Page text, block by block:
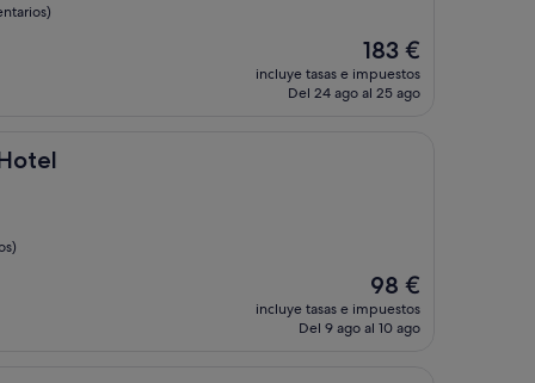
El
precio
actual
183 €
incluye tasas e impuestos
Del 24 ago al 25 ago
El
precio
actual
98 €
incluye tasas e impuestos
Del 9 ago al 10 ago